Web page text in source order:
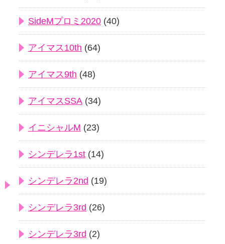
SideMプロミ2020 (40)
アイマス10th (64)
アイマス9th (48)
アイマスSSA (34)
イニシャルM (23)
シンデレラ1st (14)
シンデレラ2nd (19)
シンデレラ3rd (26)
シンデレラ3rd (2)